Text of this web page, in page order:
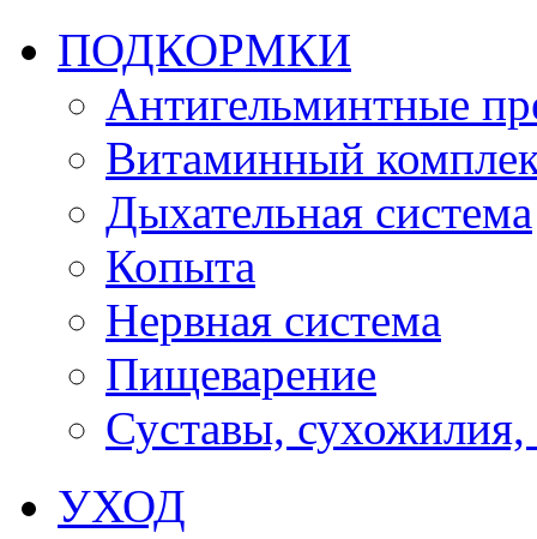
ПОДКОРМКИ
Антигельминтные
Витаминный
Дыхательная система
Копыта
Нервная система
Пищеварение
Суставы, сухожилия,
УХОД